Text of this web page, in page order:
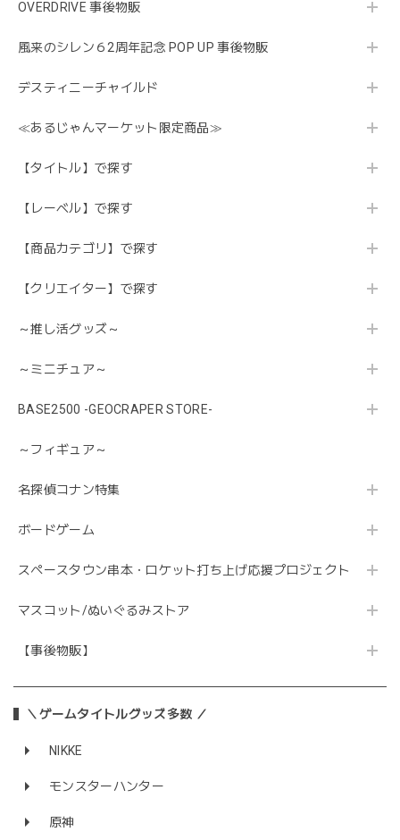
OVERDRIVE 事後物販
風来のシレン６2周年記念 POP UP 事後物販
デスティニーチャイルド
≪あるじゃんマーケット限定商品≫
【タイトル】で探す
【レーベル】で探す
【商品カテゴリ】で探す
【クリエイター】で探す
～推し活グッズ～
～ミニチュア～
BASE2500 -GEOCRAPER STORE-
～フィギュア～
名探偵コナン特集
ボードゲーム
スペースタウン串本・ロケット打ち上げ応援プロジェクト
マスコット/ぬいぐるみストア
【事後物販】
＼ゲームタイトルグッズ多数 ／
NIKKE
モンスターハンター
原神